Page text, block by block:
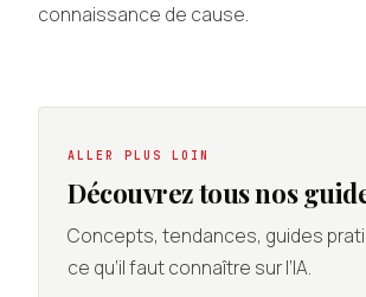
connaissance de cause.
ALLER PLUS LOIN
Découvrez tous nos
Concepts, tendances, guides
ce qu’il faut connaître sur l’IA.